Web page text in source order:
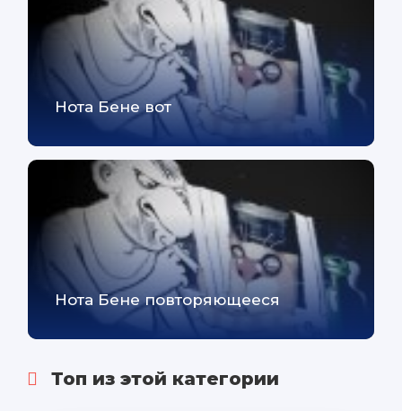
Нота Бене вот
Нота Бене повторяющееся
Топ из этой категории